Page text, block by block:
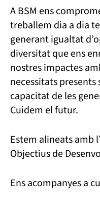
A BSM ens
treballem dia a dia
generant igualtat
diversitat que ens
nostres impactes
necessitats
capacitat de les
Cuidem el futur.
Estem alineats amb
Objectius de
Ens acompanyes a